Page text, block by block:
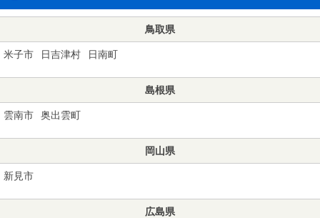
鳥取県
米子市 日吉津村 日南町
島根県
雲南市 奥出雲町
岡山県
新見市
広島県